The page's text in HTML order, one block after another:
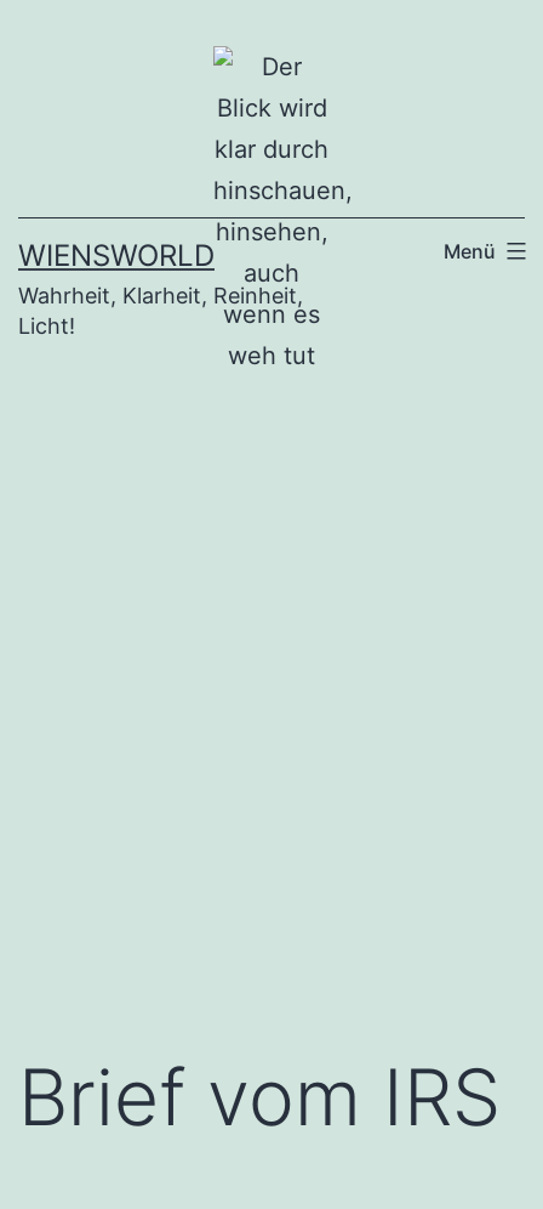
WIENSWORLD
Wahrheit, Klarheit, Reinheit,
Licht!
Menü
Brief vom IRS